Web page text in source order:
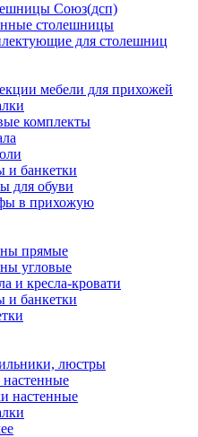
Союз(дсп)
столешницы
для столешниц
мебели для прихожей
комплекты
и банкетки
для обуви
в прихожую
прямые
угловые
и кресла-кровати
и банкетки
люстры
настенные